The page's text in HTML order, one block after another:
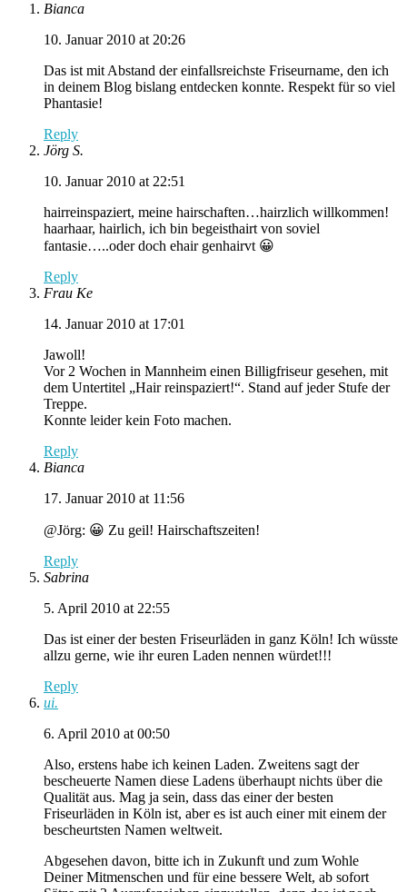
Bianca
10. Januar 2010 at 20:26
Das ist mit Abstand der einfallsreichste Friseurname, den ich
in deinem Blog bislang entdecken konnte. Respekt für so viel
Phantasie!
Reply
Jörg S.
10. Januar 2010 at 22:51
hairreinspaziert, meine hairschaften…hairzlich willkommen!
haarhaar, hairlich, ich bin begeisthairt von soviel
fantasie…..oder doch ehair genhairvt 😀
Reply
Frau Ke
14. Januar 2010 at 17:01
Jawoll!
Vor 2 Wochen in Mannheim einen Billigfriseur gesehen, mit
dem Untertitel „Hair reinspaziert!“. Stand auf jeder Stufe der
Treppe.
Konnte leider kein Foto machen.
Reply
Bianca
17. Januar 2010 at 11:56
@Jörg: 😀 Zu geil! Hairschaftszeiten!
Reply
Sabrina
5. April 2010 at 22:55
Das ist einer der besten Friseurläden in ganz Köln! Ich wüsste
allzu gerne, wie ihr euren Laden nennen würdet!!!
Reply
ui.
6. April 2010 at 00:50
Also, erstens habe ich keinen Laden. Zweitens sagt der
bescheuerte Namen diese Ladens überhaupt nichts über die
Qualität aus. Mag ja sein, dass das einer der besten
Friseurläden in Köln ist, aber es ist auch einer mit einem der
bescheurtsten Namen weltweit.
Abgesehen davon, bitte ich in Zukunft und zum Wohle
Deiner Mitmenschen und für eine bessere Welt, ab sofort